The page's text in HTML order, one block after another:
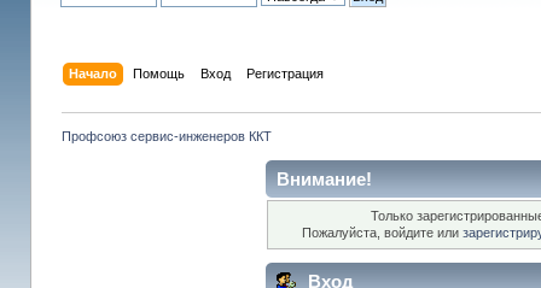
Начало Помощь Вход Регистрация
Профсоюз сервис-инженеров ККТ
Внимание!
Только
Пожалуйста, войдите или
Вход